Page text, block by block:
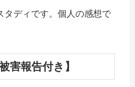
ディです。個人の感想で
害報告付き】